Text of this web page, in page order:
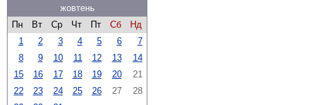
жовтень
Пн
Вт Ср Чт Пт Сб
Нд
1
2 3 4 5 6
7
8
9 10 11 12 13
14
15
16 17 18 19 20
21
22
23 24 25 26 27
28